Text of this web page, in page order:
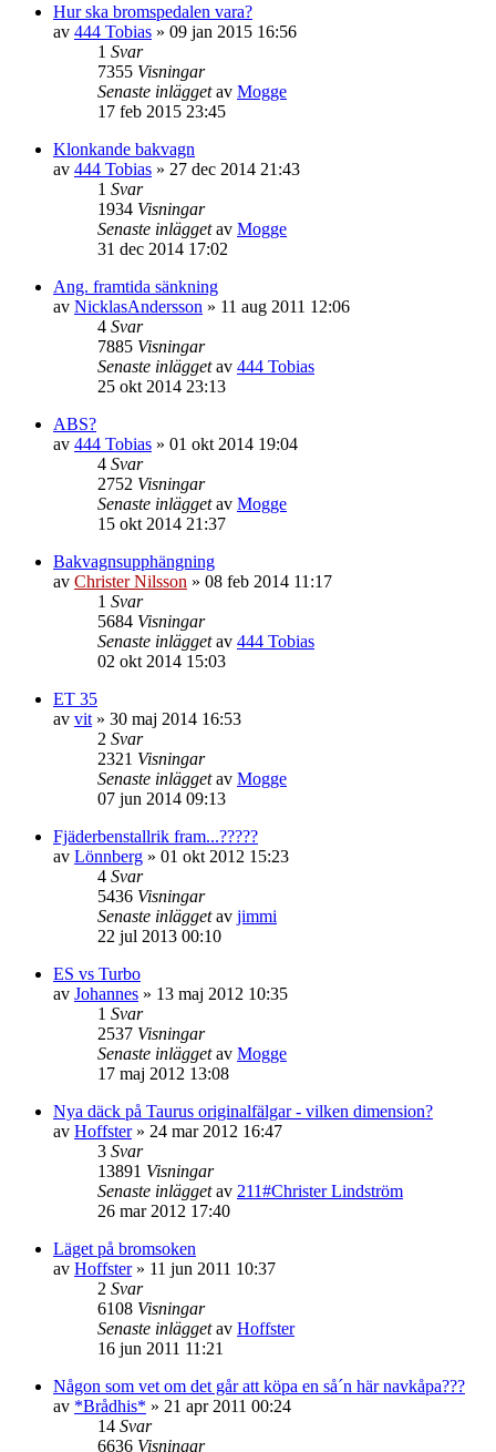
Hur ska bromspedalen vara?
av 444 Tobias » 09 jan 2015 16:56
1 Svar
7355 Visningar
Senaste inläggetav Mogge
17 feb 2015 23:45
Klonkande bakvagn
av 444 Tobias » 27 dec 2014 21:43
1 Svar
1934 Visningar
Senaste inläggetav Mogge
31 dec 2014 17:02
Ang. framtida sänkning
av NicklasAndersson » 11 aug 2011 12:06
4 Svar
7885 Visningar
Senaste inläggetav 444 Tobias
25 okt 2014 23:13
ABS?
av 444 Tobias » 01 okt 2014 19:04
4 Svar
2752 Visningar
Senaste inläggetav Mogge
15 okt 2014 21:37
Bakvagnsupphängning
av Christer Nilsson » 08 feb 2014 11:17
1 Svar
5684 Visningar
Senaste inläggetav 444 Tobias
02 okt 2014 15:03
ET 35
av vit » 30 maj 2014 16:53
2 Svar
2321 Visningar
Senaste inläggetav Mogge
07 jun 2014 09:13
Fjäderbenstallrik fram...?????
av Lönnberg » 01 okt 2012 15:23
4 Svar
5436 Visningar
Senaste inläggetav jimmi
22 jul 2013 00:10
ES vs Turbo
av Johannes » 13 maj 2012 10:35
1 Svar
2537 Visningar
Senaste inläggetav Mogge
17 maj 2012 13:08
Nya däck på Taurus originalfälgar - vilken dimension?
av Hoffster» 24 mar 2012 16:47
3 Svar
13891 Visningar
Senaste inläggetav 211#Christer Lindström
26 mar 2012 17:40
Läget på bromsoken
av Hoffster» 11 jun 2011 10:37
2 Svar
6108 Visningar
Senaste inläggetav Hoffster
16 jun 2011 11:21
Någon som vet om det går att köpa en så´n här navkåpa???
av *Brådhis* » 21 apr 2011 00:24
14 Svar
6636 Visningar